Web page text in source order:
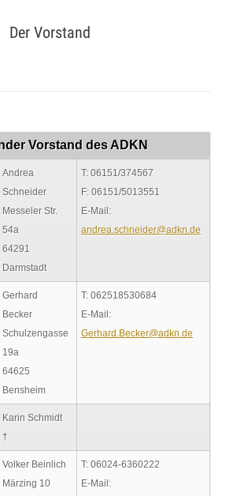
Der Vorstand
Vorstand des ADKN
Andrea
Schneider
Messeler Str.
54a
64291
Darmstadt
T: 06151/374567
F: 06151/5013551
E-Mail:
andrea.schneider@adkn.de
Gerhard
Becker
Schulzengasse
19a
64625
Bensheim
T: 062518530684
E-Mail:
Gerhard.Becker@adkn.de
Karin Schmidt
†
Volker Beinlich
Märzing 10
T: 06024-6360222
E-Mail: